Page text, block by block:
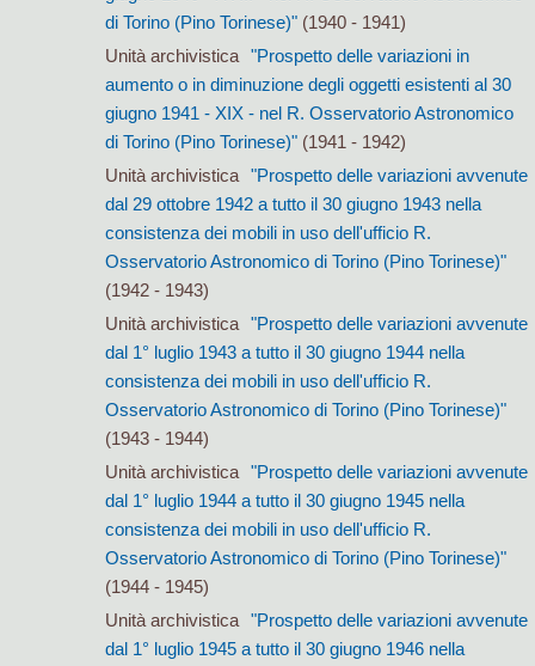
di Torino (Pino Torinese)"(1940 - 1941)
Unità archivistica
"Prospetto delle variazioni in
aumento o in diminuzione degli oggetti esistenti al 30
giugno 1941 - XIX - nel R. Osservatorio Astronomico
di Torino (Pino Torinese)"(1941 - 1942)
Unità archivistica
"Prospetto delle variazioni avvenute
dal 29 ottobre 1942 a tutto il 30 giugno 1943 nella
consistenza dei mobili in uso dell'ufficio R.
Osservatorio Astronomico di Torino (Pino Torinese)"
(1942 - 1943)
Unità archivistica
"Prospetto delle variazioni avvenute
dal 1° luglio 1943 a tutto il 30 giugno 1944 nella
consistenza dei mobili in uso dell'ufficio R.
Osservatorio Astronomico di Torino (Pino Torinese)"
(1943 - 1944)
Unità archivistica
"Prospetto delle variazioni avvenute
dal 1° luglio 1944 a tutto il 30 giugno 1945 nella
consistenza dei mobili in uso dell'ufficio R.
Osservatorio Astronomico di Torino (Pino Torinese)"
(1944 - 1945)
Unità archivistica
"Prospetto delle variazioni avvenute
dal 1° luglio 1945 a tutto il 30 giugno 1946 nella